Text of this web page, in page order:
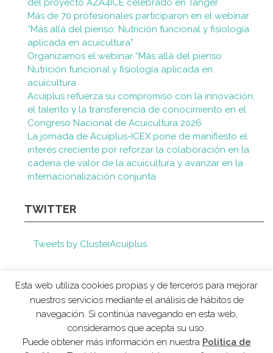
Más de 70 profesionales participaron en el webinar
“Más allá del pienso: Nutrición funcional y fisiología
aplicada en acuicultura”
Organizamos el webinar “Más allá del pienso:
Nutrición funcional y fisiología aplicada en
acuicultura
Acuiplus refuerza su compromiso con la innovación,
el talento y la transferencia de conocimiento en el
Congreso Nacional de Acuicultura 2026
La jornada de Acuiplus-ICEX pone de manifiesto el
interés creciente por reforzar la colaboración en la
cadena de valor de la acuicultura y avanzar en la
internacionalización conjunta
TWITTER
Tweets by ClusterAcuiplus
AVISO LEGAL POLÍTICA DE COOKIES
Esta web utiliza cookies propias y de terceros para mejorar
nuestros servicios mediante el análisis de hábitos de
navegación. Si continúa navegando en esta web,
consideramos que acepta su uso.
Puede obtener más información en nuestra Política de